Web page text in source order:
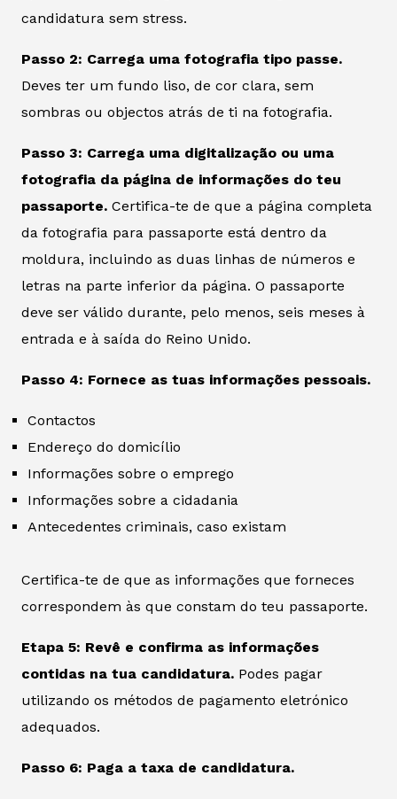
candidatura sem stress.
Passo 2: Carrega uma fotografia tipo passe.
Deves ter um fundo liso, de cor clara, sem
sombras ou objectos atrás de ti na fotografia.
Passo 3: Carrega uma digitalização ou uma
fotografia da página de informações do teu
passaporte. Certifica-te de que a página completa
da fotografia para passaporte está dentro da
moldura, incluindo as duas linhas de números e
letras na parte inferior da página. O passaporte
deve ser válido durante, pelo menos, seis meses à
entrada e à saída do Reino Unido.
Passo 4: Fornece as tuas informações pessoais.
Contactos
Endereço do domicílio
Informações sobre o emprego
Informações sobre a cidadania
Antecedentes criminais, caso existam
Certifica-te de que as informações que forneces
correspondem às que constam do teu passaporte.
Etapa 5: Revê e confirma as informações
contidas na tua candidatura. Podes pagar
utilizando os métodos de pagamento eletrónico
adequados.
Passo 6: Paga a taxa de candidatura.